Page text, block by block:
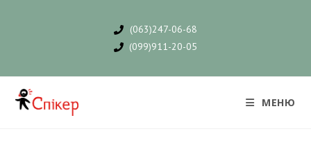
(063)247-06-68
(099)911-20-05
МЕНЮ